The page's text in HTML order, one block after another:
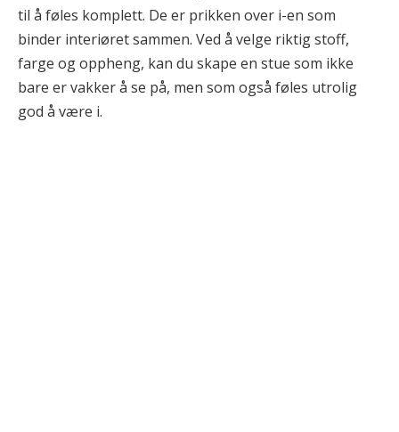
til å føles komplett. De er prikken over i-en som
binder interiøret sammen. Ved å velge riktig stoff,
farge og oppheng, kan du skape en stue som ikke
bare er vakker å se på, men som også føles utrolig
god å være i.